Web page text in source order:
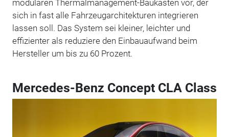
modularen Thermalmanagement-Baukasten vor, der
sich in fast alle Fahrzeugarchitekturen integrieren
lassen soll. Das System sei kleiner, leichter und
effizienter als reduziere den Einbauaufwand beim
Hersteller um bis zu 60 Prozent.
Mercedes-Benz Concept CLA Class